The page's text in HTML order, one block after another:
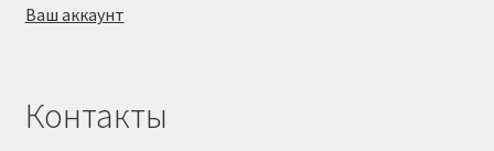
Ваш аккаунт
Контакты